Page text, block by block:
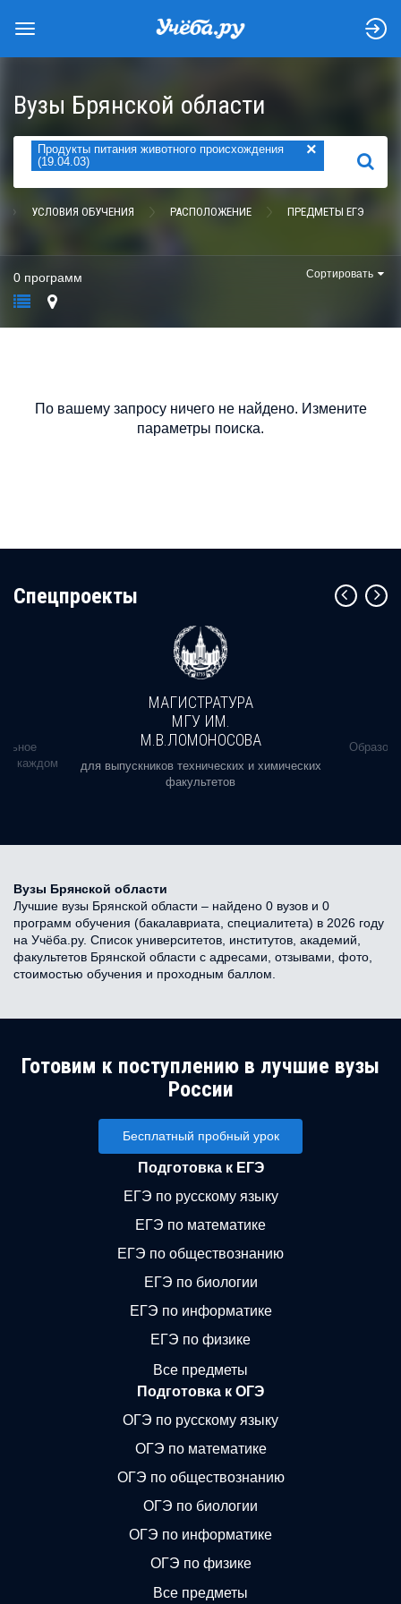
Вузы Брянской области
Продукты питания животного происхождения
(19.04.03)
×
НАЙТИ
УСЛОВИЯ ОБУЧЕНИЯ РАСПОЛОЖЕНИЕ ПРЕДМЕТЫ ЕГЭ
0 программ Сортировать
По вашему запросу ничего не найдено. Измените
параметры поиска.
Cпецпроекты
в каждом
МАГИСТРАТУРА
МГУ ИМ.
М.В.ЛОМОНОСОВА
для выпускников технических и химических
факультетов
Вузы Брянской области
Лучшие вузы Брянской области – найдено 0 вузов и 0
программ обучения (бакалавриата, специалитета) в 2026 году
на Учёба.ру. Список университетов, институтов, академий,
факультетов Брянской области с адресами, отзывами, фото,
стоимостью обучения и проходным баллом.
Готовим к поступлению в лучшие вузы
России
Бесплатный пробный урок
Подготовка к ЕГЭ
ЕГЭ по русскому языку
ЕГЭ по математике
ЕГЭ по обществознанию
ЕГЭ по биологии
ЕГЭ по информатике
ЕГЭ по физике
Все предметы
Подготовка к ОГЭ
ОГЭ по русскому языку
ОГЭ по математике
ОГЭ по обществознанию
ОГЭ по биологии
ОГЭ по информатике
ОГЭ по физике
Все предметы